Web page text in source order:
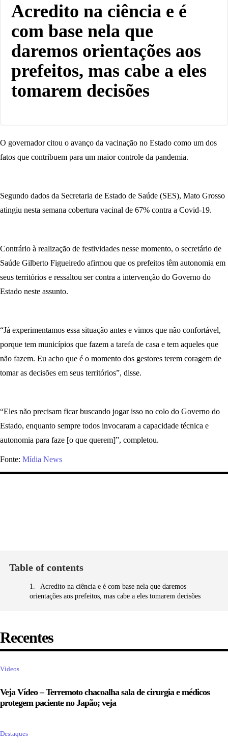
Acredito na ciência e é
com base nela que
daremos orientações aos
prefeitos, mas cabe a eles
tomarem decisões
O governador citou o avanço da vacinação no Estado como um dos
fatos que contribuem para um maior controle da pandemia.
Segundo dados da Secretaria de Estado de Saúde (SES), Mato Grosso
atingiu nesta semana cobertura vacinal de 67% contra a Covid-19.
Contrário à realização de festividades nesse momento, o secretário de
Saúde Gilberto Figueiredo afirmou que os prefeitos têm autonomia em
seus territórios e ressaltou ser contra a intervenção do Governo do
Estado neste assunto.
“Já experimentamos essa situação antes e vimos que não confortável,
porque tem municípios que fazem a tarefa de casa e tem aqueles que
não fazem. Eu acho que é o momento dos gestores terem coragem de
tomar as decisões em seus territórios”, disse.
“Eles não precisam ficar buscando jogar isso no colo do Governo do
Estado, enquanto sempre todos invocaram a capacidade técnica e
autonomia para faze [o que querem]”, completou.
Fonte: Mídia News
Table of contents
Acredito na ciência e é com base nela que daremos
orientações aos prefeitos, mas cabe a eles tomarem decisões
Recentes
Vídeos
Veja Vídeo – Terremoto chacoalha sala de cirurgia e médicos
protegem paciente no Japão; veja
Destaques